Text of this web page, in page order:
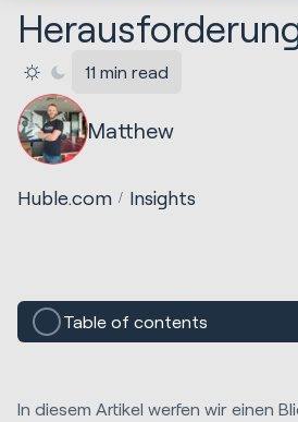
11 min read
Matthew
Huble.com Insights
Table of contents
In diesem Artikel werfen wir einen